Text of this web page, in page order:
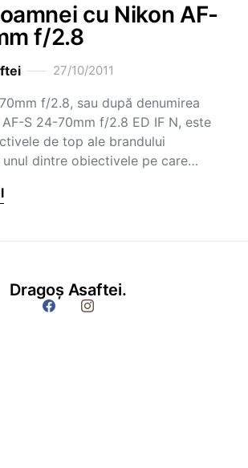
cu Nikon AF-
f/2.8
27/10/2011
f/2.8, sau după denumirea
S 24-70mm f/2.8 ED IF N, este
de top ale brandului
unul dintre obiectivele pe care…
Dragoș Asaftei.